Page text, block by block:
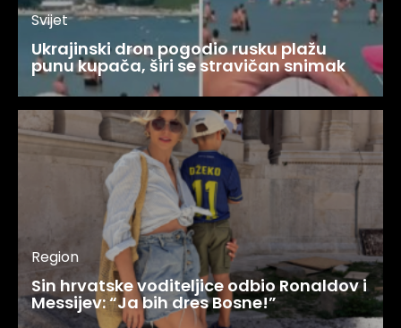
Svijet
Ukrajinski dron pogodio rusku plažu
punu kupača, širi se stravičan snimak
Region
Sin hrvatske voditeljice odbio Ronaldov i
Messijev: “Ja bih dres Bosne!”